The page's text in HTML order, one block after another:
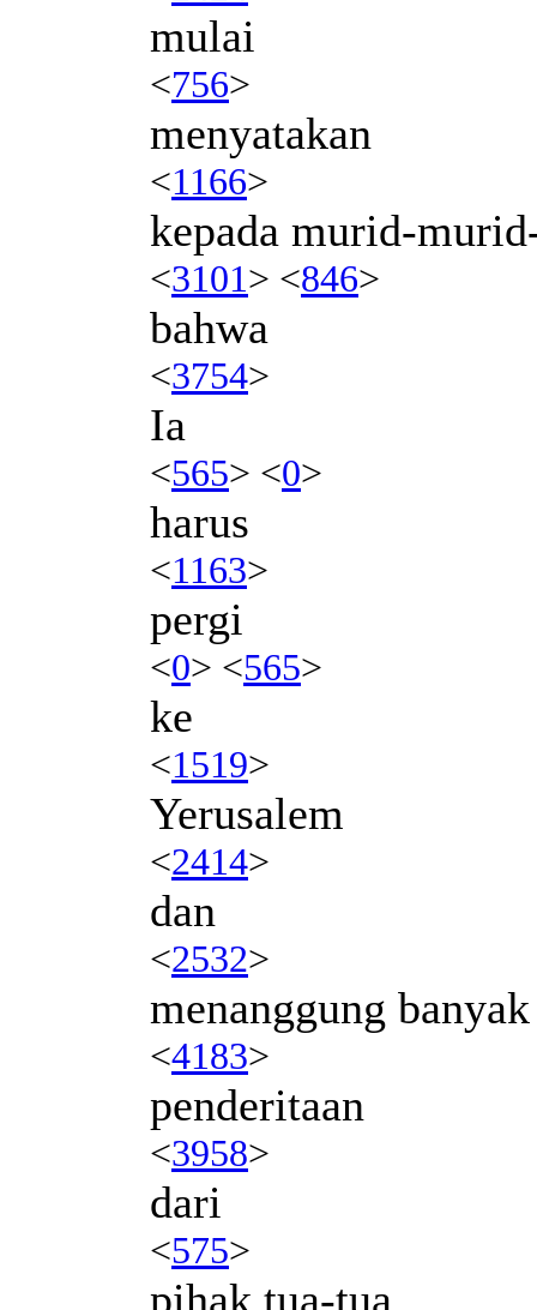
mulai
<756>
menyatakan
<1166>
kepada murid-
<3101> <846>
bahwa
<3754>
Ia
<565> <0>
harus
<1163>
pergi
<0> <565>
ke
<1519>
Yerusalem
<2414>
dan
<2532>
menanggung banyak
<4183>
penderitaan
<3958>
dari
<575>
pihak tua-tua